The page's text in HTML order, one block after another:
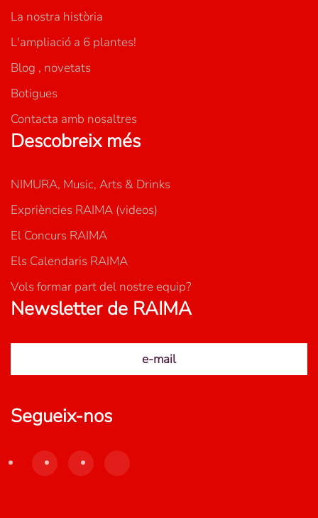
La nostra història
L'ampliació a 6 plantes!
Blog , novetats
Botigues
Contacta amb nosaltres
Descobreix més
NIMURA, Music, Arts & Drinks
Expriències RAIMA (videos)
El Concurs RAIMA
Els Calendaris RAIMA
Vols formar part del nostre equip?
Newsletter de RAIMA
e-mail
Segueix-nos